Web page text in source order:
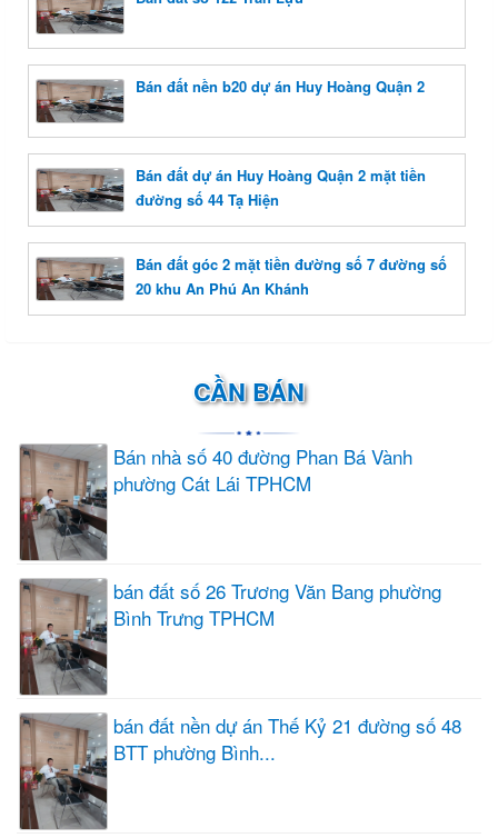
Bán đất nền b20 dự án Huy Hoàng Quận 2
Bán đất dự án Huy Hoàng Quận 2 mặt tiền
đường số 44 Tạ Hiện
Bán đất góc 2 mặt tiền đường số 7 đường số
20 khu An Phú An Khánh
CẦN BÁN
Bán nhà số 40 đường Phan Bá Vành
phường Cát Lái TPHCM
bán đất số 26 Trương Văn Bang phường
Bình Trưng TPHCM
bán đất nền dự án Thế Kỷ 21 đường số 48
BTT phường Bình...